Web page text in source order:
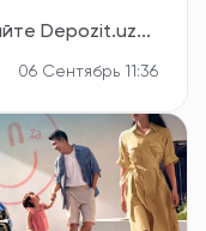
Depozit.uz...
06 Сентябрь 11:36